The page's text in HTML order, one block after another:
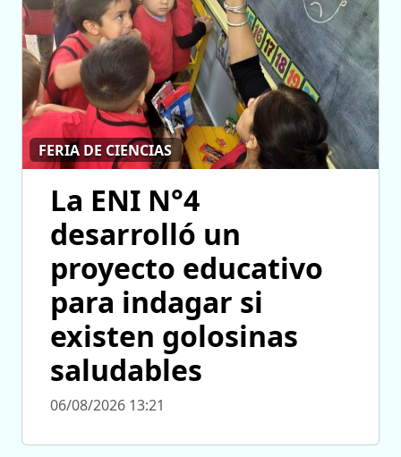
FERIA DE CIENCIAS
La ENI N°4
desarrolló un
proyecto educativo
para indagar si
existen golosinas
saludables
06/08/2026 13:21